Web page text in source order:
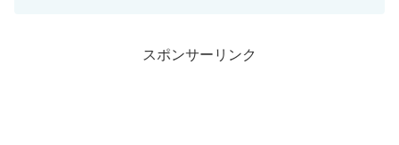
スポンサーリンク